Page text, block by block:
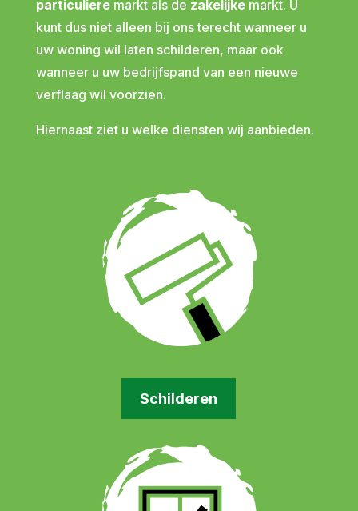
particulieremarkt als de zakelijkemarkt. U
kunt dus niet alleen bij ons terecht wanneer u
uw woning wil laten schilderen, maar ook
wanneer u uw bedrijfspand van een nieuwe
verflaag wil voorzien.
Hiernaast ziet u welke diensten wij aanbieden.
Schilderen